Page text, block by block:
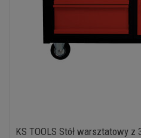
KS TOOLS Stół warsztatowy